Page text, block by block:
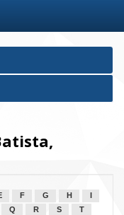
F G H
Q R S
T